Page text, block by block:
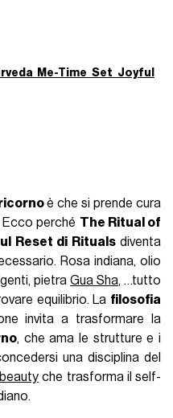
Me-Time Set Joyful
è che si prende cura
perché The Ritual of
Reset di Ritualsdiventa
Rosa indiana, olio
pietra Gua Sha, …tutto
equilibrio. La filosofia
invita a trasformare la
, che ama le strutture e i
una disciplina del
che trasforma il self-